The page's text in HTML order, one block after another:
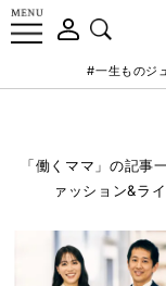
#一生ものジ
「働くママ」の記事
ァッション&ラ